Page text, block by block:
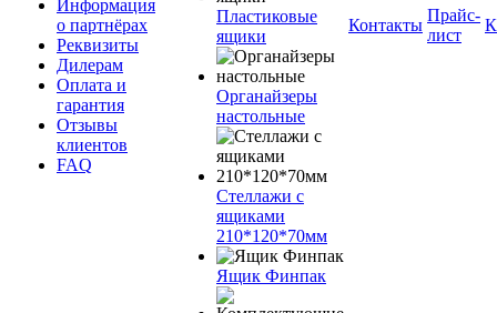
Информация
о партнёрах
Реквизиты
Дилерам
Оплата и
гарантия
Отзывы
клиентов
FAQ
Пластиковые
ящики
Органайзеры
настольные
Стеллажи с
ящиками
210*120*70мм
Ящик Финпак
Контакты
Прайс-
лист